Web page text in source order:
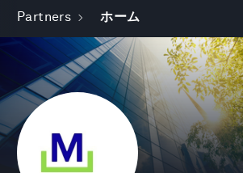
Partners ホーム